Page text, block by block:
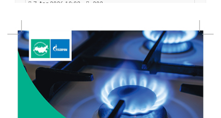
7 Авг 2026 19:02 292
область запускает масштабный экопроект
7 Авг 2026 18:52 593
В Ржеве чествовали работников строительной
отрасли
7 Авг 2026 18:10 181